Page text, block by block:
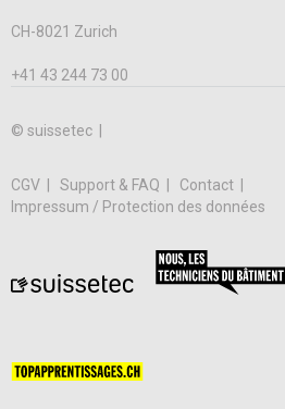
CH-8021 Zurich
+41 43 244 73 00
© suissetec |
CGV Support & FAQ
Contact
Impressum / Protection des données